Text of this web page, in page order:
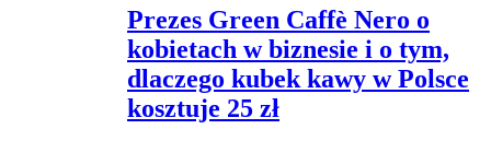
Prezes Green Caffè Nero o
kobietach w biznesie i o tym,
dlaczego kubek kawy w Polsce
kosztuje 25 zł